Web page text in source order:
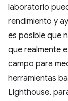
laboratorio
rendimiento y
es posible que
que realmente
campo para
herramientas
Lighthouse,